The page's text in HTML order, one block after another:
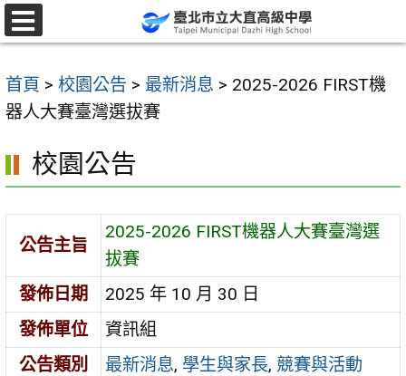
跳
至
要
內
區
首頁 > 校園公告 > 最新消息 > 2025-2026 FIRST機
器人大賽臺灣選拔賽
校園公告
公告主旨
2025-2026 FIRST機器人大賽臺灣選
拔賽
發佈日期
2025 年 10 月 30 日
發佈單位
資訊組
公告類別
最新消息, 學生與家長, 競賽與活動
選
單